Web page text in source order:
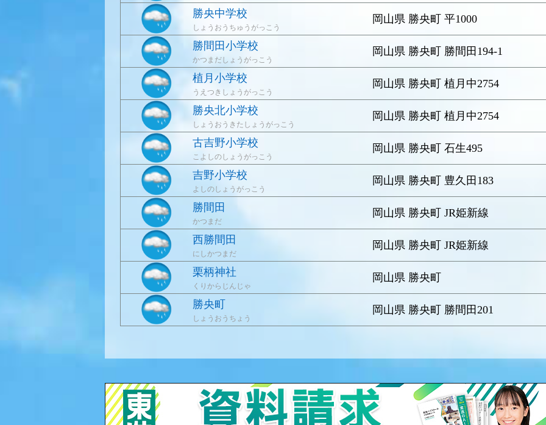
勝央中学校
しょうおうちゅうがっこう
岡山県 勝央町 平1000
勝間田小学校
かつまだしょうがっこう
岡山県 勝央町 勝間田194-1
植月小学校
うえつきしょうがっこう
岡山県 勝央町 植月中2754
勝央北小学校
しょうおうきたしょうがっこう
岡山県 勝央町 植月中2754
古吉野小学校
こよしのしょうがっこう
岡山県 勝央町 石生495
吉野小学校
よしのしょうがっこう
岡山県 勝央町 豊久田183
勝間田
かつまだ
岡山県 勝央町 JR姫新線
西勝間田
にしかつまだ
岡山県 勝央町 JR姫新線
栗柄神社
くりからじんじゃ
岡山県 勝央町
勝央町
しょうおうちょう
岡山県 勝央町 勝間田201